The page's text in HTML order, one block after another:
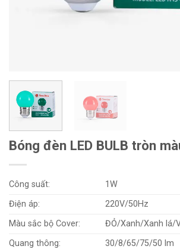
Bóng đèn LED BULB tròn
Công suất:
1W
Điện áp:
220V/50Hz
Màu sắc bộ Cover:
ĐỎ/Xanh/Xanh lá/
Quang thông:
30/8/65/75/50 lm